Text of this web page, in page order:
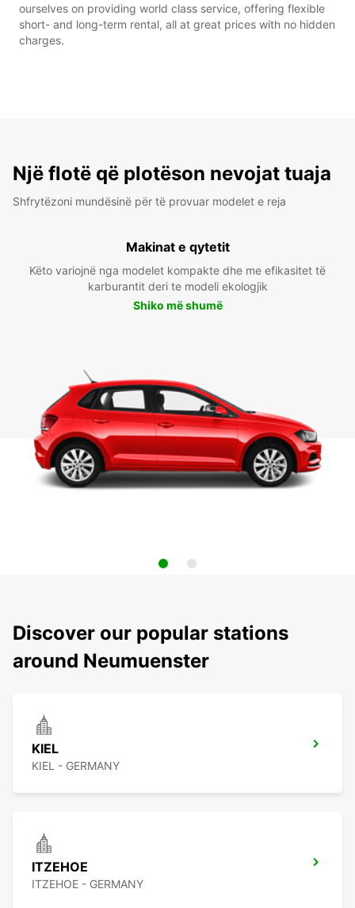
ourselves on providing world class service, offering flexible
short- and long-term rental, all at great prices with no hidden
charges.
Një flotë që plotëson nevojat tuaja
Shfrytëzoni mundësinë për të provuar modelet e reja
Makinat e qytetit
Këto variojnë nga modelet kompakte dhe me efikasitet të
karburantit deri te modeli ekologjik
Shiko më shumë
Discover our popular stations
around Neumuenster
KIEL
KIEL - GERMANY
ITZEHOE
ITZEHOE - GERMANY